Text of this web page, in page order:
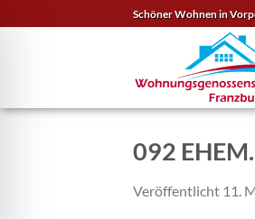
Inhalt
Schöner Wohnen in
092
Veröffentlicht 11.